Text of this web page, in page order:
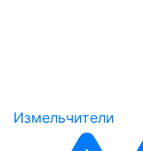
Измельчители